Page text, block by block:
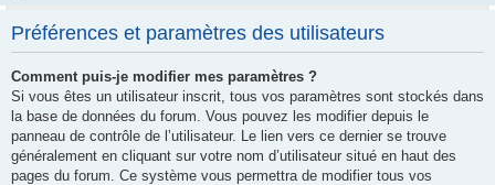
Préférences et paramètres des utilisateurs
Comment puis-je modifier mes paramètres ?
Si vous êtes un utilisateur inscrit, tous vos paramètres sont stockés dans
la base de données du forum. Vous pouvez les modifier depuis le
panneau de contrôle de l’utilisateur. Le lien vers ce dernier se trouve
généralement en cliquant sur votre nom d’utilisateur situé en haut des
pages du forum. Ce système vous permettra de modifier tous vos